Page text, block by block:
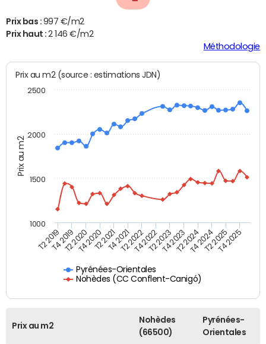
Prix bas : 997 €/m2
Prix haut :2 146 €/m2
Méthodologie
Prix au m2
Prix au m2 (source : estimations JDN)
Pyrénées-Orientales
Nohèdes (CC Conflent-Canigó)
T2 2019T4 2019T2 2020T4 2020T2 2021T4 2021T2 2022T4 2022T2 2023T4 2023T2 2024T4 2024T2 2025T4 2025
1000
1500
2000
2500
Prix au m2
Nohèdes
(66500)
Pyrénées-
Orientales